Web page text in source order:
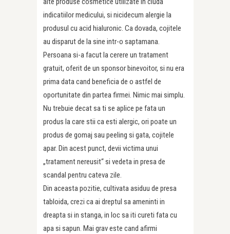
indicatiilor medicului, si nicidecum alergie la
produsul cu acid hialuronic. Ca dovada, cojitele
au disparut de la sine intr-o saptamana.
Persoana si-a facut la cerere un tratament
gratuit, oferit de un sponsor binevoitor, si nu era
prima data cand beneficia de o astfel de
oportunitate din partea firmei. Nimic mai simplu.
Nu trebuie decat sa ti se aplice pe fata un
produs la care stii ca esti alergic, ori poate un
produs de gomaj sau peeling si gata, cojitele
apar. Din acest punct, devii victima unui
„tratament nereusit“ si vedeta in presa de
scandal pentru cateva zile.
Din aceasta pozitie, cultivata asiduu de presa
tabloida, crezi ca ai dreptul sa ameninti in
dreapta si in stanga, in loc sa iti cureti fata cu
apa si sapun. Mai grav este cand afirmi